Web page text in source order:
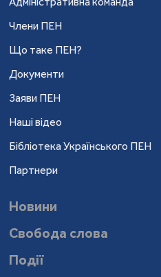
Члени ПЕН
Що таке ПЕН?
Документи
Заяви ПЕН
Наші відео
Бібліотека Українського ПЕН
Партнери
Новини
Свобода слова
Події